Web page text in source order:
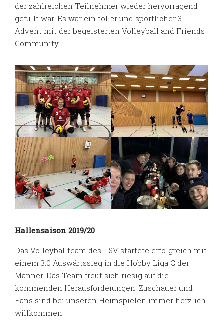
der zahlreichen Teilnehmer wieder hervorragend
gefüllt war. Es war ein toller und sportlicher 3.
Advent mit der begeisterten Volleyball and Friends
Community.
Hallensaison 2019/20
Das Volleyballteam des TSV startete erfolgreich mit
einem 3:0 Auswärtssieg in die Hobby Liga C der
Männer. Das Team freut sich riesig auf die
kommenden Herausforderungen. Zuschauer und
Fans sind bei unseren Heimspielen immer herzlich
willkommen.